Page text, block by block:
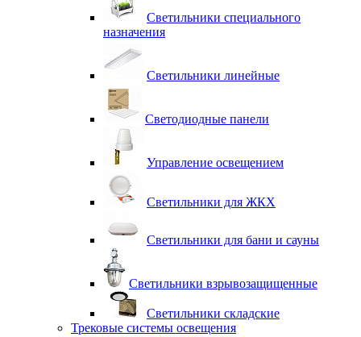
Светильники специального
назначения
Светильники линейные
Светодиодные панели
Управление освещением
Светильники для ЖКХ
Светильники для бани и сауны
Светильники взрывозащищенные
Светильники складские
Трековые системы освещения